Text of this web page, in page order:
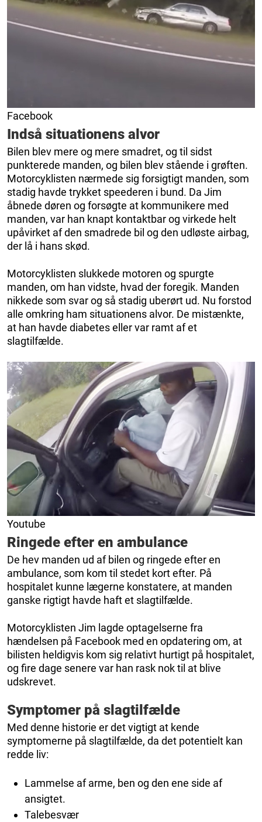
Facebook
Indså situationens alvor
Bilen blev mere og mere smadret, og til sidst
punkterede manden, og bilen blev stående i grøften.
Motorcyklisten nærmede sig forsigtigt manden, som
stadig havde trykket speederen i bund. Da Jim
åbnede døren og forsøgte at kommunikere med
manden, var han knapt kontaktbar og virkede helt
upåvirket af den smadrede bil og den udløste airbag,
der lå i hans skød.
Motorcyklisten slukkede motoren og spurgte
manden, om han vidste, hvad der foregik. Manden
nikkede som svar og så stadig uberørt ud. Nu forstod
alle omkring ham situationens alvor. De mistænkte,
at han havde diabetes eller var ramt af et
slagtilfælde.
Youtube
Ringede efter en ambulance
De hev manden ud af bilen og ringede efter en
ambulance, som kom til stedet kort efter. På
hospitalet kunne lægerne konstatere, at manden
ganske rigtigt havde haft et slagtilfælde.
Motorcyklisten Jim lagde optagelserne fra
hændelsen på Facebook med en opdatering om, at
bilisten heldigvis kom sig relativt hurtigt på hospitalet,
og fire dage senere var han rask nok til at blive
udskrevet.
Symptomer på slagtilfælde
Med denne historie er det vigtigt at kende
symptomerne på slagtilfælde, da det potentielt kan
redde liv:
Lammelse af arme, ben og den ene side af
ansigtet.
Talebesvær